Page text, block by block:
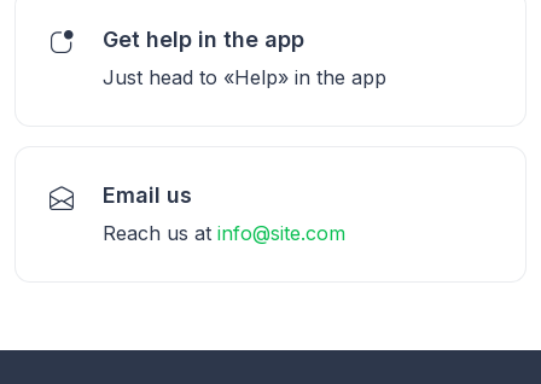
Get help in the app
Just head to «Help» in the app
Email us
Reach us at info@site.com